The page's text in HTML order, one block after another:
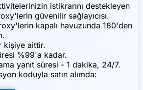
istikrarını destekleyen
güvenilir sağlayıcısı.
kapalı havuzunda 180'den
kişiye aittir.
%99'a kadar.
yanıt süresi - 1 dakika, 24/7.
koduyla satın alımda: